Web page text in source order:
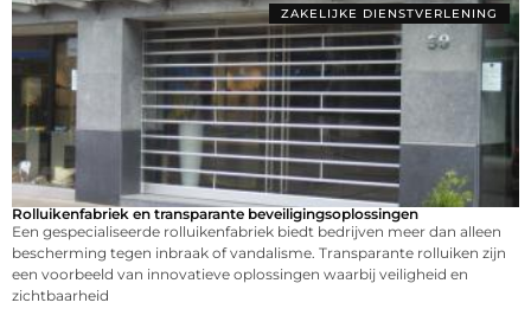
ZAKELIJKE DIENSTVERLENING
Rolluikenfabriek en transparante beveiligingsoplossingen
Een gespecialiseerde rolluikenfabriek biedt bedrijven meer dan alleen
bescherming tegen inbraak of vandalisme. Transparante rolluiken zijn
een voorbeeld van innovatieve oplossingen waarbij veiligheid en
zichtbaarheid